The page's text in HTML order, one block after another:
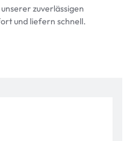
zuverlässigen
und liefern schnell.